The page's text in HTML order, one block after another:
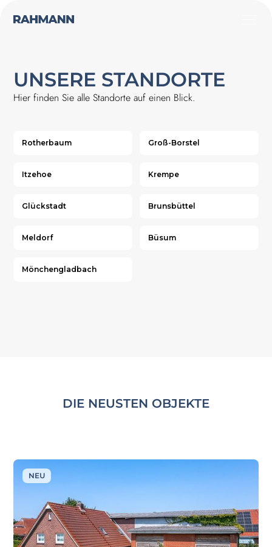
UNSERE STANDORTE
Hier finden Sie alle Standorte auf einen Blick.
Rotherbaum Groß-Borstel
Itzehoe Krempe
Glückstadt Brunsbüttel
Meldorf Büsum
Mönchengladbach
DIE NEUSTEN OBJEKTE
NEU